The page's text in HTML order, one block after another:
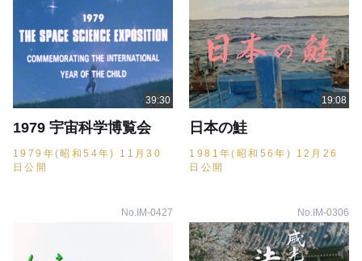
1979 宇宙科学博覧会
1979年(昭和54年) 11月30
日公開
日本の鮭
1981年(昭和56年) 12月26
日公開
No.IM-0427 No.IM-0306